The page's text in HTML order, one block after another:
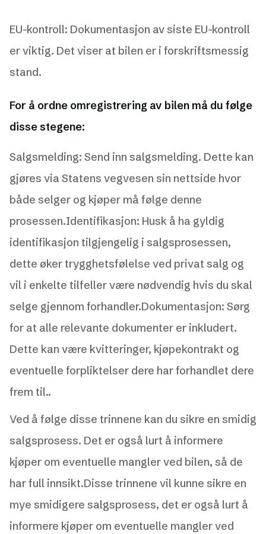
EU-kontroll: Dokumentasjon av siste EU-kontroll
er viktig. Det viser at bilen er i forskriftsmessig
stand.
For å ordne omregistrering av bilen må du følge
disse stegene:
Salgsmelding: Send inn salgsmelding. Dette kan
gjøres via Statens vegvesen sin nettside hvor
både selger og kjøper må følge denne
prosessen.Identifikasjon: Husk å ha gyldig
identifikasjon tilgjengelig i salgsprosessen,
dette øker trygghetsfølelse ved privat salg og
vil i enkelte tilfeller være nødvendig hvis du skal
selge gjennom forhandler.Dokumentasjon: Sørg
for at alle relevante dokumenter er inkludert.
Dette kan være kvitteringer, kjøpekontrakt og
eventuelle forpliktelser dere har forhandlet dere
frem til..
Ved å følge disse trinnene kan du sikre en smidig
salgsprosess. Det er også lurt å informere
kjøper om eventuelle mangler ved bilen, så de
har full innsikt.Disse trinnene vil kunne sikre en
mye smidigere salgsprosess, det er også lurt å
informere kjøper om eventuelle mangler ved